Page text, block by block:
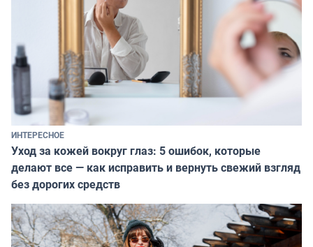
ИНТЕРЕСНОЕ
Уход за кожей вокруг глаз: 5 ошибок, которые
делают все — как исправить и вернуть свежий взгляд
без дорогих средств